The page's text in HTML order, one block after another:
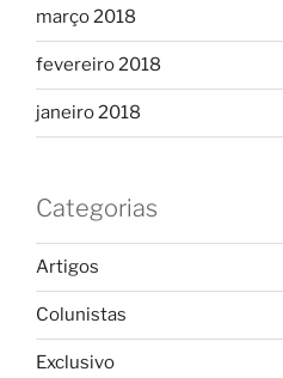
março 2018
fevereiro 2018
janeiro 2018
Categorias
Artigos
Colunistas
Exclusivo